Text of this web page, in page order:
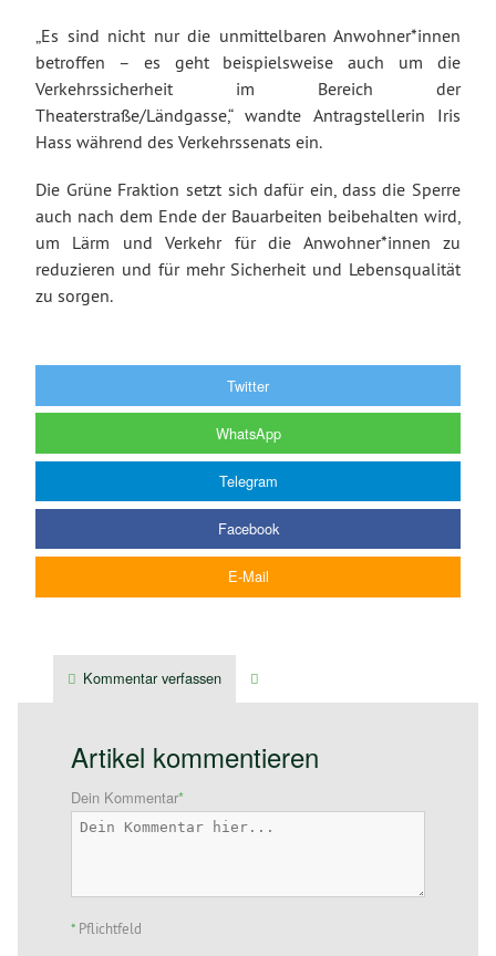
„Es sind nicht nur die unmittelbaren Anwohner*innen
betroffen – es geht beispielsweise auch um die
Verkehrssicherheit im Bereich der
Theaterstraße/Ländgasse,“ wandte Antragstellerin Iris
Hass während des Verkehrssenats ein.
Die Grüne Fraktion setzt sich dafür ein, dass die Sperre
auch nach dem Ende der Bauarbeiten beibehalten wird,
um Lärm und Verkehr für die Anwohner*innen zu
reduzieren und für mehr Sicherheit und Lebensqualität
zu sorgen.
Twitter
WhatsApp
Telegram
Facebook
E-Mail
Kommentar verfassen
Artikel kommentieren
Dein Kommentar*
* Pflichtfeld